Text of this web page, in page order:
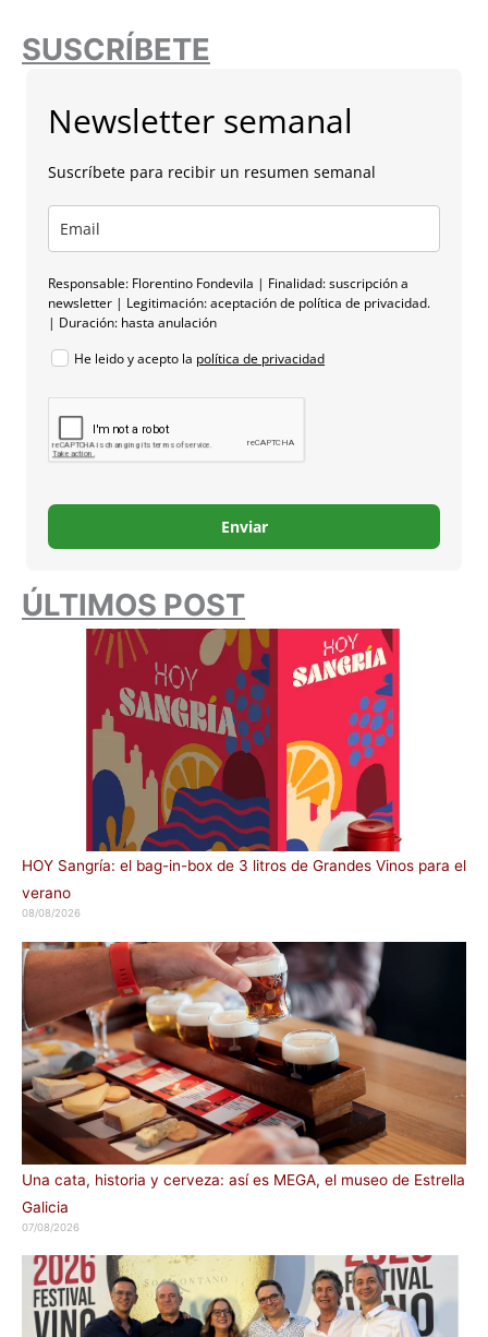
SUSCRÍBETE
Newsletter semanal
Suscríbete para recibir un resumen semanal
Responsable: Florentino Fondevila | Finalidad: suscripción a
newsletter | Legitimación: aceptación de política de privacidad.
| Duración: hasta anulación
He leido y acepto la política de privacidad
Enviar
ÚLTIMOS POST
HOY Sangría: el bag-in-box de 3 litros de Grandes Vinos para el
verano
08/08/2026
Una cata, historia y cerveza: así es MEGA, el museo de Estrella
Galicia
07/08/2026